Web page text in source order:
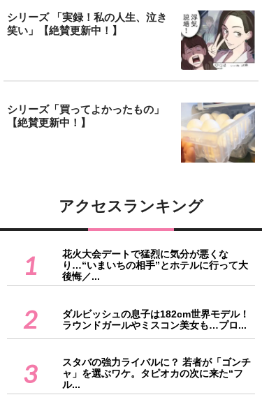
シリーズ 「実録！私の人生、泣き
笑い」【絶賛更新中！】
シリーズ「買ってよかったもの」
【絶賛更新中！】
アクセスランキング
1
花火大会デートで猛烈に気分が悪くな
り…“いまいちの相手”とホテルに行って大
後悔／...
2
ダルビッシュの息子は182cm世界モデル！
ラウンドガールやミスコン美女も…プロ...
3
スタバの強力ライバルに？ 若者が「ゴンチ
ャ」を選ぶワケ。タピオカの次に来た“フ
ル...